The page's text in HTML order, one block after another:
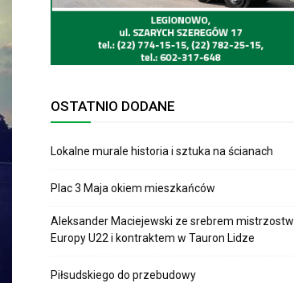
OSTATNIO DODANE
Lokalne murale historia i sztuka na ścianach
Plac 3 Maja okiem mieszkańców
Aleksander Maciejewski ze srebrem mistrzostw
Europy U22 i kontraktem w Tauron Lidze
Piłsudskiego do przebudowy